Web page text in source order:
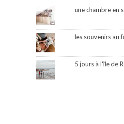
une chambre en
les souvenirs au
5 jours à l'île de